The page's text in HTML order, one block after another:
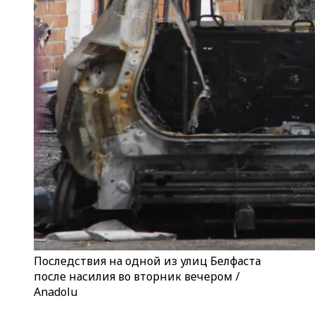
Последствия на одной из улиц Белфаста
после насилия во вторник вечером /
Anadolu